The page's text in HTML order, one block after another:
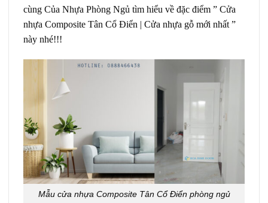
cùng Của Nhựa Phòng Ngủ tìm hiểu về đặc điểm ” Cửa
nhựa Composite Tân Cổ Điển | Cửa nhựa gỗ mới nhất ”
này nhé!!!
Mẫu cửa nhựa Composite Tân Cổ Điển phòng ngủ